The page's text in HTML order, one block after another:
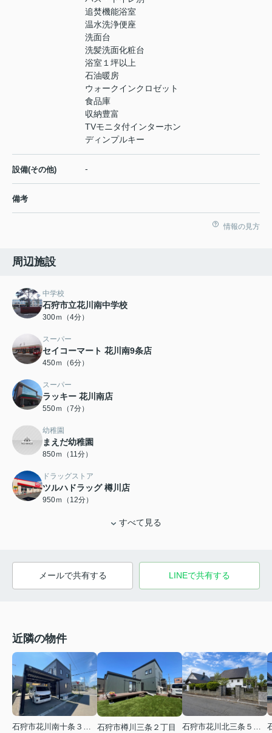
追焚機能浴室
温水洗浄便座
洗面台
洗髪洗面化粧台
浴室１坪以上
石油暖房
ウォークインクロゼット
食品庫
収納豊富
TVモニタ付インターホン
ディンプルキー
設備(その他) -
備考
情報の見方
周辺施設
中学校
石狩市立花川南中学校
300ｍ（4分）
スーパー
セイコーマート 花川南9条店
450ｍ（6分）
スーパー
ラッキー 花川南店
550ｍ（7分）
幼稚園
まえだ幼稚園
850ｍ（11分）
ドラッグストア
ツルハドラッグ 樽川店
950ｍ（12分）
すべて見る
メールで共有する LINEで共有する
近隣の物件
石狩市花川南十条３丁目
石狩市樽川三条２丁目
石狩市花川北三条５丁目